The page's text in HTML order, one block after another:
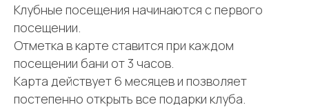
Клубные посещения начинаются с первого
посещении.
Отметка в карте ставится при каждом
посещении бани от 3 часов.
Карта действует 6 месяцев и позволяет
постепенно открыть все подарки клуба.